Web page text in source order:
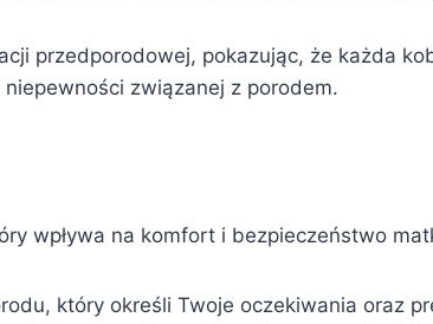
przedporodowej, pokazując, że każda
związanej z porodem.
wpływa na komfort i bezpieczeństwo
który określi Twoje oczekiwania oraz